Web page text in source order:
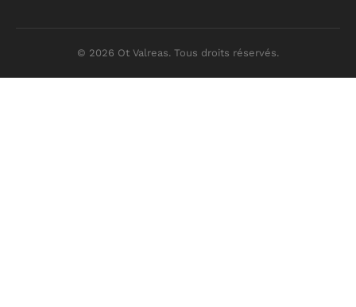
© 2026 Ot Valreas. Tous droits réservés.